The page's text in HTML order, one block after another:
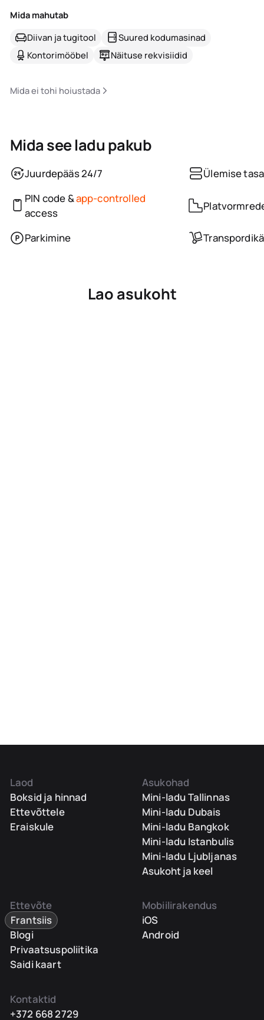
Mida mahutab
Diivan ja tugitool
Suured kodumasinad
Kontorimööbel
Näituse rekvisiidid
Mida ei tohi hoiustada
Mida see ladu pakub
Juurdepääs 24/7
Ülemise
PIN code &app-controlled
access
Parkimine
Lao asukoht
Laod
Boksid ja hinnad
Ettevõttele
Eraiskule
Asukohad
Mini-ladu Tallinnas
Mini-ladu Dubais
Mini-ladu Bangkok
Mini-ladu Istanbulis
Mini-ladu Ljubljanas
Asukoht ja keel
Ettevõte
Frantsiis
Blogi
Privaatsuspoliitika
Saidi kaart
Mobiilirakendus
iOS
Android
Kontaktid
+372 668 2729